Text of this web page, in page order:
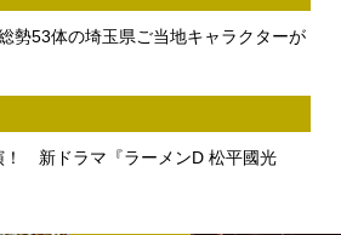
53体の埼玉県ご当地キャラクターが
！ 新ドラマ『ラーメンD 松平國光